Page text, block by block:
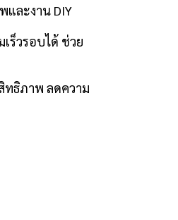
และงาน DIY
ร็วรอบได้ ช่วย
ทธิภาพ ลดความ